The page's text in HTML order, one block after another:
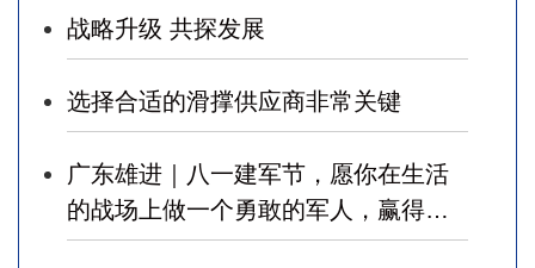
战略升级 共探发展
选择合适的滑撑供应商非常关键
广东雄进｜八一建军节，愿你在生活
的战场上做一个勇敢的军人，赢得幸
福！